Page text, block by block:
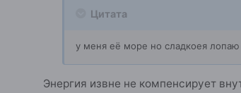
Цитата
у меня её море но сладкоея
Энергия извне не компенсирует